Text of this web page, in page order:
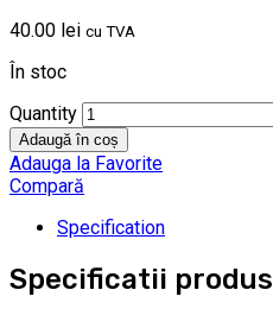
40.00 lei cu TVA
În stoc
Quantity
Adaugă în coș
Adauga la Favorite
Compară
Specification
Specificatii produs